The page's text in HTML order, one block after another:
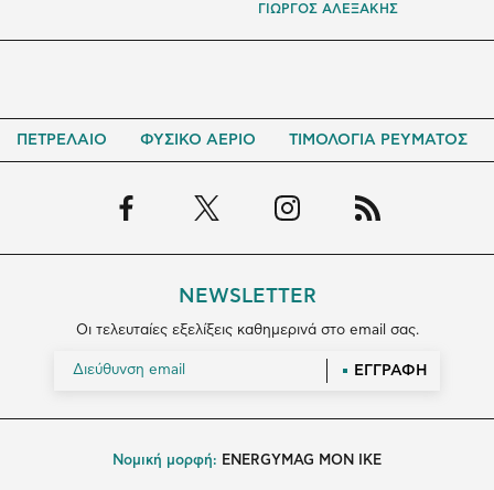
ΓΙΩΡΓΟΣ ΑΛΕΞΑΚΗΣ
ΠΕΤΡΕΛΑΙΟ ΦΥΣΙΚΟ ΑΕΡΙΟ ΤΙΜΟΛΟΓΙΑ ΡΕΥΜΑΤΟΣ
NEWSLETTER
Οι τελευταίες εξελίξεις καθημερινά στο email σας.
ΕΓΓΡΑΦΗ
Νομική μορφή: ENERGYMAG MON IKE